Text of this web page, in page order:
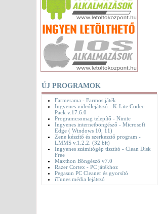
ÚJ PROGRAMOK
Farmerama - Farmos játék
Ingyenes videólejátszó - K-Lite Codec
Pack v.17.6.0
Programcsomag telepítő - Ninite
Ingyenes internetböngésző - Microsoft
Edge ( Windows 10, 11)
Zene készítő és szerkesztő program -
LMMS v.1.2.2. (32 bit)
Ingyenes számítógép tisztító - Clean Disk
Free
Maxthon Böngésző v7.0
Razer Cortex - PC játékhoz
Pegasun PC Cleaner és gyorsító
iTunes média lejátszó